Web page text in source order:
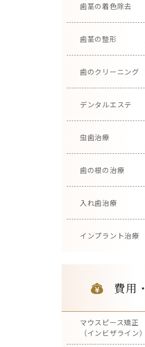
歯茎の着色除去
歯茎の整形
歯のクリーニング
デンタルエステ
虫歯治療
歯の根の治療
入れ歯治療
インプラント治療
費用
マウスピース矯正
（インビザライン）